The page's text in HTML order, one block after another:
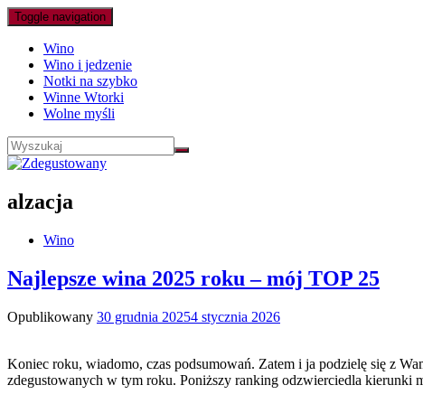
Toggle navigation
Wino
Wino i jedzenie
Notki na szybko
Winne Wtorki
Wolne myśli
alzacja
Wino
Najlepsze wina 2025 roku – mój TOP 25
Opublikowany 30 grudnia 20254 stycznia 2026
Koniec roku, wiadomo, czas podsumowań. Zatem i ja podzielę się z
zdegustowanych w tym roku. Poniższy ranking odzwierciedla